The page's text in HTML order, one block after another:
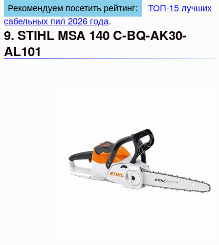
Рекомендуем посетить рейтинг:
ТОП-15 лучших
сабельных пил 2026 года.
9. STIHL MSA 140 C-BQ-AK30-
AL101